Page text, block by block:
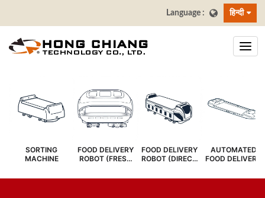
हिन्दी
SORTING
MACHINE
FOOD DELIVERY
ROBOT (FRESH
FOOD DELIVERY
ROBOT (DIRECT
AUTOMATED
FOOD DELIVERY